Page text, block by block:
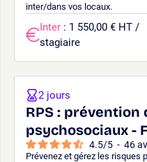
inter/dans vos locaux.
Inter : 1 550,00 € HT /
stagiaire
RPS : prévention
psychosociaux -
4.5/5 - 46
Prévenez et gérez les risques
2 jours